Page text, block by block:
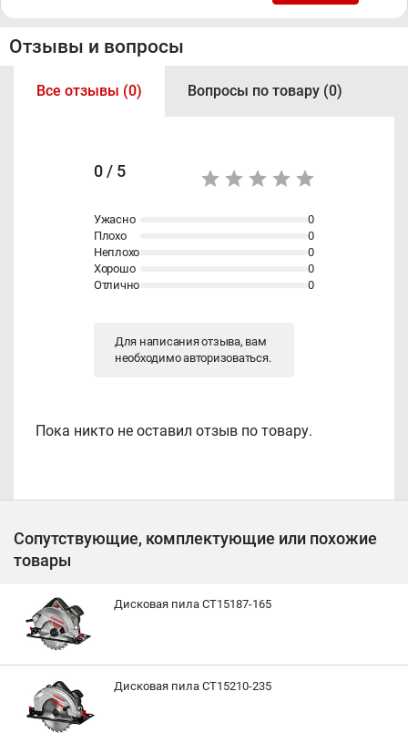
Отзывы и вопросы
Все отзывы (0) Вопросы по товару (0)
Пока никто не оставил отзыв по товару.
0 / 5
Ужасно
0
Плохо
0
Неплохо
0
Хорошо
0
Отлично
0
Для написания отзыва, вам
необходимоавторизоваться.
Сопутствующие, комплектующие или похожие
товары
Дисковая пила CT15187-165
Дисковая пила CT15210-235